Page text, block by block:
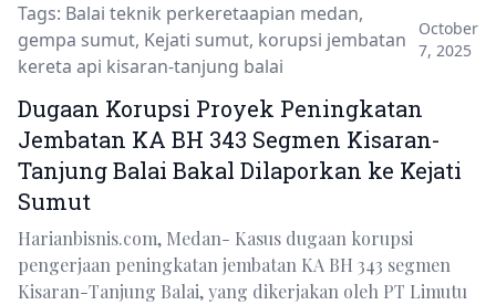
Tags: Balai teknik perkeretaapian medan,
gempa sumut, Kejati sumut, korupsi jembatan
kereta api kisaran-tanjung balai
October
7, 2025
Dugaan Korupsi Proyek Peningkatan
Jembatan KA BH 343 Segmen Kisaran-
Tanjung Balai Bakal Dilaporkan ke Kejati
Sumut
Harianbisnis.com, Medan- Kasus dugaan korupsi
pengerjaan peningkatan jembatan KA BH 343 segmen
Kisaran-Tanjung Balai, yang dikerjakan oleh PT Limutu